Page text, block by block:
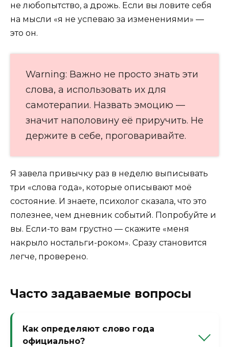
не любопытство, а дрожь. Если вы ловите себя
на мысли «я не успеваю за изменениями» —
это он.
Warning: Важно не просто знать эти
слова, а использовать их для
самотерапии. Назвать эмоцию —
значит наполовину её приручить. Не
держите в себе, проговаривайте.
Я завела привычку раз в неделю выписывать
три «слова года», которые описывают моё
состояние. И знаете, психолог сказала, что это
полезнее, чем дневник событий. Попробуйте и
вы. Если-то вам грустно — скажите «меня
накрыло ностальги-роком». Сразу становится
легче, проверено.
Часто задаваемые вопросы
Как определяют слово года
официально?